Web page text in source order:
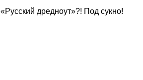
«Русский дредноут»?! Под сукно!